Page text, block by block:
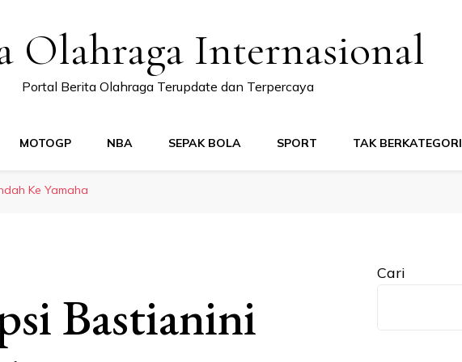
Olahraga Internasional
Portal Berita Olahraga Terupdate dan Terpercaya
MOTOGP NBA SEPAK BOLA SPORT TAK BERKATEGORI
Ke Yamaha
Bastianini
Cari